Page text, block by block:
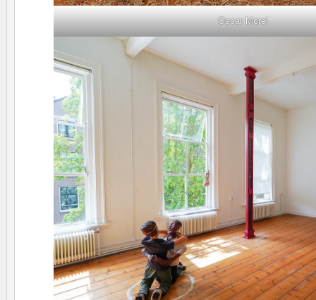
Oscar Morel